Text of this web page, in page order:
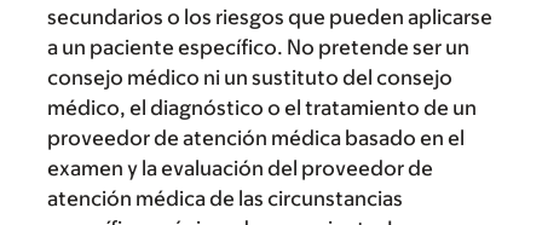
secundarios o los riesgos que pueden aplicarse
a un paciente específico. No pretende ser un
consejo médico ni un sustituto del consejo
médico, el diagnóstico o el tratamiento de un
proveedor de atención médica basado en el
examen y la evaluación del proveedor de
atención médica de las circunstancias